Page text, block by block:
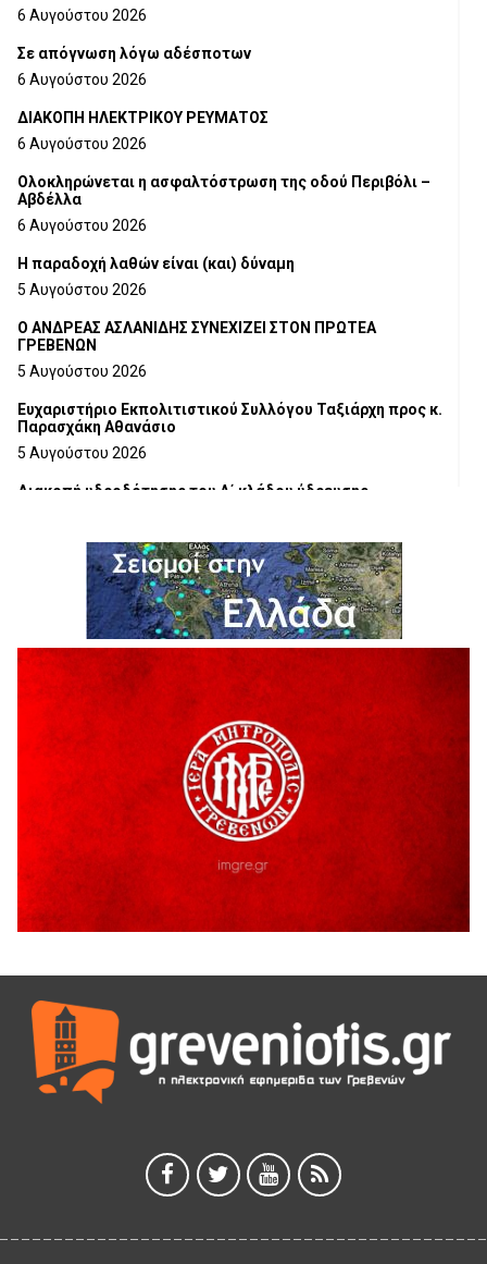
6 Αυγούστου 2026
Σε απόγνωση λόγω αδέσποτων
6 Αυγούστου 2026
ΔΙΑΚΟΠΗ ΗΛΕΚΤΡΙΚΟΥ ΡΕΥΜΑΤΟΣ
6 Αυγούστου 2026
Ολοκληρώνεται η ασφαλτόστρωση της οδού Περιβόλι –
Αβδέλλα
6 Αυγούστου 2026
H παραδοχή λαθών είναι (και) δύναμη
5 Αυγούστου 2026
Ο ΑΝΔΡΕΑΣ ΑΣΛΑΝΙΔΗΣ ΣΥΝΕΧΙΖΕΙ ΣΤΟΝ ΠΡΩΤΕΑ
ΓΡΕΒΕΝΩΝ
5 Αυγούστου 2026
Ευχαριστήριο Εκπολιτιστικού Συλλόγου Ταξιάρχη προς κ.
Παρασχάκη Αθανάσιο
5 Αυγούστου 2026
Διακοπή υδροδότησης του Α΄ κλάδου ύδρευσης
Η Marseaux στα Γρεβενά για μια μοναδική συναυλία
5 Αυγούστου 2026
Θερινό Σινεμά στο πλαίσιο του «Πολιτιστικού
Καλοκαιριού 2026» με την βραβευμένη ταινία «Μικρές
Ανάσες».
5 Αυγούστου 2026
Γρεβενά: Συνελήφθη 18χρονος αλλοδαπός, για κλοπή
εξοπλισμού γυμναστηρίου
5 Αυγούστου 2026
ΑΗ ΛΑΟΣ | 5 Αυγούστου | Υπαίθριο Θέατρο “Καστράκι”,
41η Γιορτή Κρασιού στο Τρίκωμο – «Γιορτή Παράδοσης»
5 Αυγούστου 2026
ΕΥΧΑΡΙΣΤΙΕΣ Φυσιολατρικού Συλλόγου Γρεβενών
4 Αυγούστου 2026
Έκτακτη χρηματοδότηση 400.000€ για επιπλέον εργασίες
στο Δημοτικό Στάδιο Γρεβενών «Μίλτος Τεντόγλου»